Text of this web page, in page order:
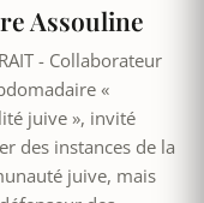
Assouline
- Collaborateur
«
juive », invité
des instances de la
juive, mais